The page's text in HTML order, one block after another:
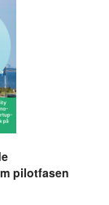
pilotfasen